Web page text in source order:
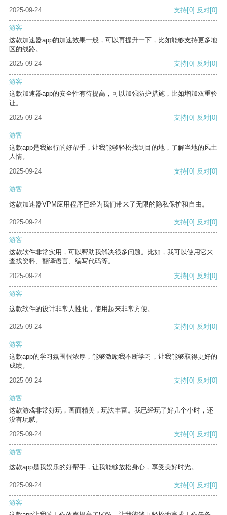
2025-09-24
支持[0] 反对[0]
游客
这款加速器app的加速效果一般，可以再提升一下，比如能够支持更多地
区的线路。
2025-09-24
支持[0] 反对[0]
游客
这款加速器app的安全性有待提高，可以加强防护措施，比如增加双重验
证。
2025-09-24
支持[0] 反对[0]
游客
这款app是我旅行的好帮手，让我能够轻松找到目的地，了解当地的风土
人情。
2025-09-24
支持[0] 反对[0]
游客
这款加速器VPM应用程序已经为我们带来了无限的隐私保护和自由。
2025-09-24 支持[0] 反对[0]
游客
这款软件非常实用，可以帮助我解决很多问题。比如，我可以使用它来
查找资料、翻译语言、编写代码等。
2025-09-24
支持[0] 反对[0]
游客
这款软件的设计非常人性化，使用起来非常方便。
2025-09-24 支持[0] 反对[0]
游客
这款app的学习氛围很浓厚，能够激励我不断学习，让我能够取得更好的
成绩。
2025-09-24
支持[0] 反对[0]
游客
这款游戏非常好玩，画面精美，玩法丰富。我已经玩了好几个小时，还
没有玩腻。
2025-09-24
支持[0] 反对[0]
游客
这款app是我娱乐的好帮手，让我能够放松身心，享受美好时光。
2025-09-24 支持[0] 反对[0]
游客